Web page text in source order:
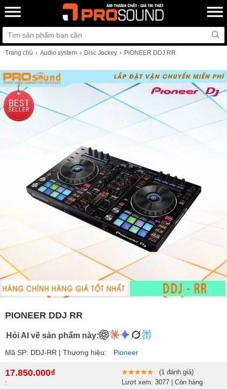
Trang chủ Audio system Disc Jockey PIONEER DDJ RR
PIONEER DDJ RR
Hỏi AI về sản phẩm này:
Mã SP: DDJ-RR | Thương hiệu: Pioneer
17.850.000₫
:
(1 đánh giá)
Lượt xem: 3077 | Còn hàng